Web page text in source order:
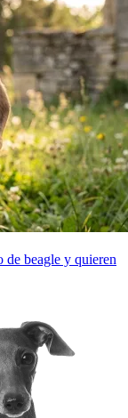
de beagle y quieren